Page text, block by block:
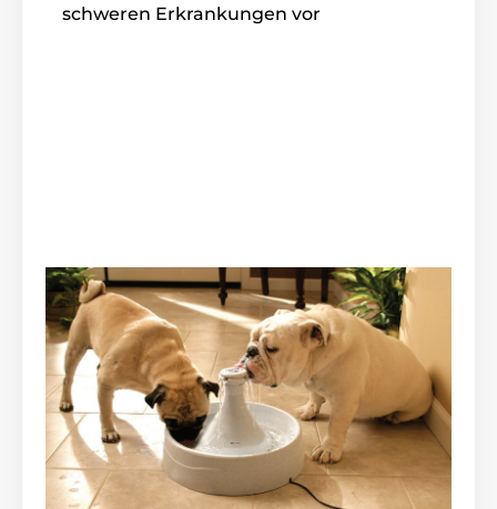
Sie werden auch die einfache Handhabung und
Wartung zu schätzen wissen. Der Brunnen kann auch
in der Spülmaschine gereinigt werden. Der PetSafe
Sedona-Brunnen ist einfach zu montieren, daher ist
die Wartung kein Problem. Schließen Sie das Gerät für
einen ordnungsgemäßen Betrieb mit dem
mitgelieferten Netzteil an das Stromnetz an.
schweren Erkrankungen vor